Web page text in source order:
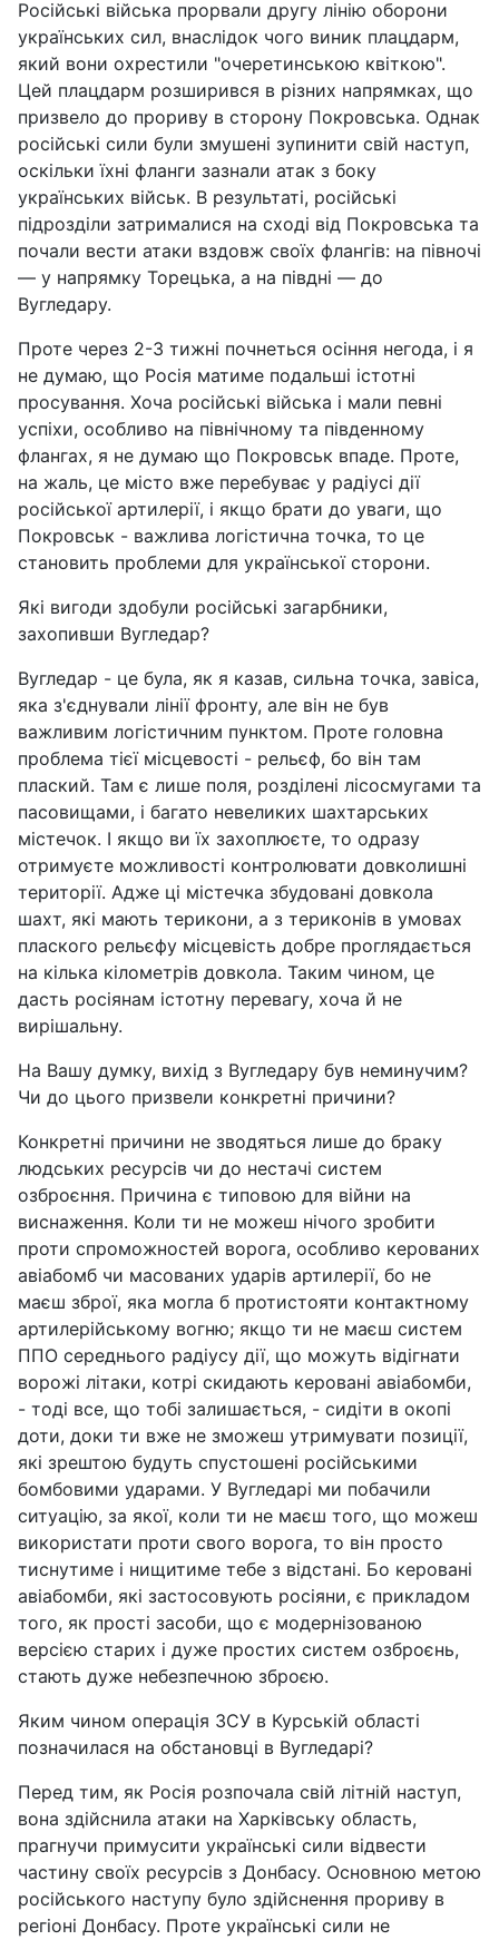
Російські війська прорвали другу лінію оборони
українських сил, внаслідок чого виник плацдарм,
який вони охрестили "очеретинською квіткою".
Цей плацдарм розширився в різних напрямках, що
призвело до прориву в сторону Покровська. Однак
російські сили були змушені зупинити свій наступ,
оскільки їхні фланги зазнали атак з боку
українських військ. В результаті, російські
підрозділи затрималися на сході від Покровська та
почали вести атаки вздовж своїх флангів: на півночі
— у напрямку Торецька, а на півдні — до
Вугледару.
Проте через 2-3 тижні почнеться осіння негода, і я
не думаю, що Росія матиме подальші істотні
просування. Хоча російські війська і мали певні
успіхи, особливо на північному та південному
флангах, я не думаю що Покровськ впаде. Проте,
на жаль, це місто вже перебуває у радіусі дії
російської артилерії, і якщо брати до уваги, що
Покровськ - важлива логістична точка, то це
становить проблеми для української сторони.
Які вигоди здобули російські загарбники,
захопивши Вугледар?
Вугледар - це була, як я казав, сильна точка, завіса,
яка з'єднували лінії фронту, але він не був
важливим логістичним пунктом. Проте головна
проблема тієї місцевості - рельєф, бо він там
плаский. Там є лише поля, розділені лісосмугами та
пасовищами, і багато невеликих шахтарських
містечок. І якщо ви їх захоплюєте, то одразу
отримуєте можливості контролювати довколишні
території. Адже ці містечка збудовані довкола
шахт, які мають терикони, а з териконів в умовах
плаского рельєфу місцевість добре проглядається
на кілька кілометрів довкола. Таким чином, це
дасть росіянам істотну перевагу, хоча й не
вирішальну.
На Вашу думку, вихід з Вугледару був неминучим?
Чи до цього призвели конкретні причини?
Конкретні причини не зводяться лише до браку
людських ресурсів чи до нестачі систем
озброєння. Причина є типовою для війни на
виснаження. Коли ти не можеш нічого зробити
проти спроможностей ворога, особливо керованих
авіабомб чи масованих ударів артилерії, бо не
маєш зброї, яка могла б протистояти контактному
артилерійському вогню; якщо ти не маєш систем
ППО середнього радіусу дії, що можуть відігнати
ворожі літаки, котрі скидають керовані авіабомби,
- тоді все, що тобі залишається, - сидіти в окопі
доти, доки ти вже не зможеш утримувати позиції,
які зрештою будуть спустошені російськими
бомбовими ударами. У Вугледарі ми побачили
ситуацію, за якої, коли ти не маєш того, що можеш
використати проти свого ворога, то він просто
тиснутиме і нищитиме тебе з відстані. Бо керовані
авіабомби, які застосовують росіяни, є прикладом
того, як прості засоби, що є модернізованою
версією старих і дуже простих систем озброєнь,
стають дуже небезпечною зброєю.
Яким чином операція ЗСУ в Курській області
позначилася на обстановці в Вугледарі?
Перед тим, як Росія розпочала свій літній наступ,
вона здійснила атаки на Харківську область,
прагнучи примусити українські сили відвести
частину своїх ресурсів з Донбасу. Основною метою
російського наступу було здійснення прориву в
регіоні Донбасу. Проте українські сили не